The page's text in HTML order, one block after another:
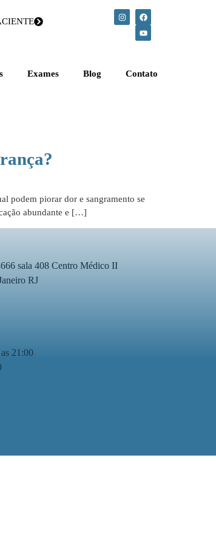
Exames Blog Contato
podem piorar dor e sangramento se
abundante e […]
sala 408 Centro Médico II
RJ
21:00